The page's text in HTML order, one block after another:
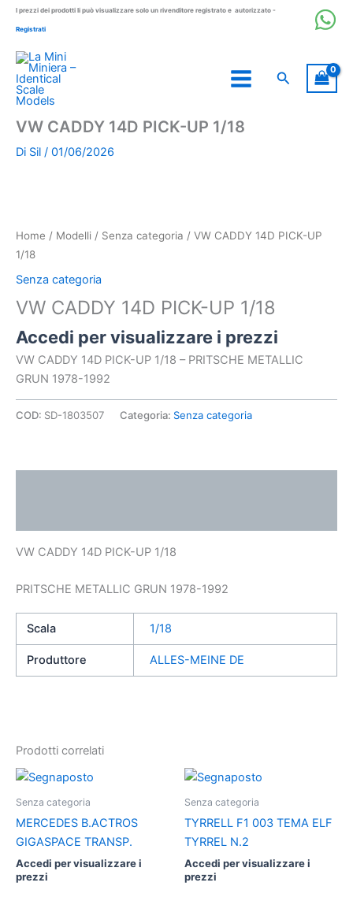
I prezzi dei prodotti li può visualizzare solo un rivenditore registrato e autorizzato -
Registrati
Cerca
VW CADDY 14D PICK-UP 1/18
Di Sil / 01/06/2026
Home / Modelli / Senza categoria / VW CADDY 14D PICK-UP
1/18
Senza categoria
VW CADDY 14D PICK-UP 1/18
Accedi per visualizzare i prezzi
VW CADDY 14D PICK-UP 1/18 – PRITSCHE METALLIC
GRUN 1978-1992
COD: SD-1803507 Categoria: Senza categoria
VW CADDY 14D PICK-UP 1/18
PRITSCHE METALLIC GRUN 1978-1992
Scala 1/18
Produttore ALLES-MEINE DE
Prodotti correlati
Senza categoria
MERCEDES B.ACTROS
GIGASPACE TRANSP.
Accedi per visualizzare i
prezzi
Senza categoria
TYRRELL F1 003 TEMA ELF
TYRREL N.2
Accedi per visualizzare i
prezzi